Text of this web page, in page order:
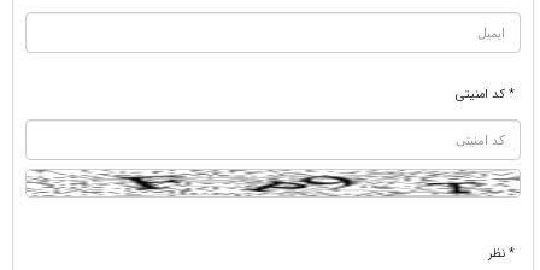
* کد امنیتی
* نظر